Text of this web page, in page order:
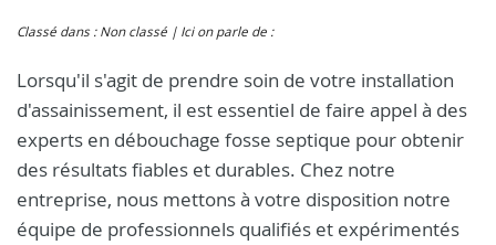
Classé dans : Non classé Ici on parle de :
Lorsqu'il s'agit de prendre soin de votre installation
d'assainissement, il est essentiel de faire appel à des
experts en débouchage fosse septique pour obtenir
des résultats fiables et durables. Chez notre
entreprise, nous mettons à votre disposition notre
équipe de professionnels qualifiés et expérimentés